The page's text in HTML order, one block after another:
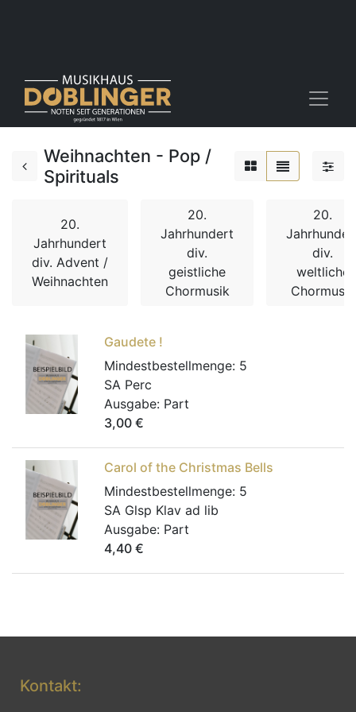
Weihnachten - Pop /
Spirituals
20.
Jahrhundert
div. Advent /
Weihnachten
20.
Jahrhundert
div.
geistliche
Chormusik
20.
div.
weltliche
Chormusik
Gaudete !
Mindestbestellmenge: 5
SA Perc
Ausgabe: Part
3,00 €
Carol of the Christmas Bells
Mindestbestellmenge: 5
SA Glsp Klav ad lib
Ausgabe: Part
4,40 €
Kontakt: